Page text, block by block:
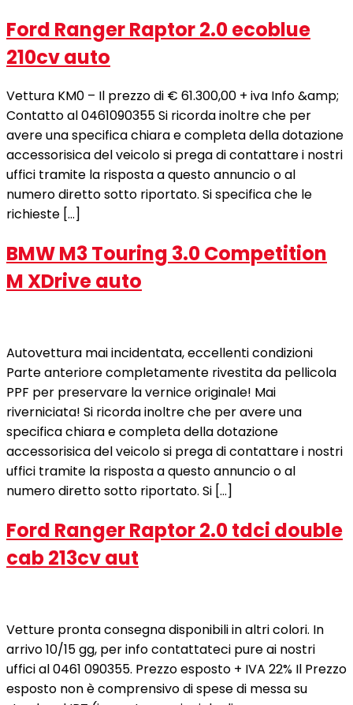
Ford Ranger Raptor 2.0 ecoblue
210cv auto
Vettura KM0 – Il prezzo di € 61.300,00 + iva Info &amp;
Contatto al 0461090355 Si ricorda inoltre che per
avere una specifica chiara e completa della dotazione
accessorisica del veicolo si prega di contattare i nostri
uffici tramite la risposta a questo annuncio o al
numero diretto sotto riportato. Si specifica che le
richieste […]
BMW M3 Touring 3.0 Competition
M XDrive auto
Autovettura mai incidentata, eccellenti condizioni
Parte anteriore completamente rivestita da pellicola
PPF per preservare la vernice originale! Mai
riverniciata! Si ricorda inoltre che per avere una
specifica chiara e completa della dotazione
accessorisica del veicolo si prega di contattare i nostri
uffici tramite la risposta a questo annuncio o al
numero diretto sotto riportato. Si […]
Ford Ranger Raptor 2.0 tdci double
cab 213cv aut
Vetture pronta consegna disponibili in altri colori. In
arrivo 10/15 gg, per info contattateci pure ai nostri
uffici al 0461 090355. Prezzo esposto + IVA 22% Il Prezzo
esposto non è comprensivo di spese di messa su